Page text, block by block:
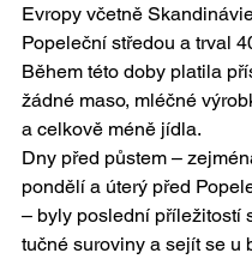
Evropy včetně
Popeleční středou a trval
Během této doby platila
žádné maso, mléčné
a celkově méně jídla.
Dny před půstem –
pondělí a úterý před
– byly poslední příležitostí
tučné suroviny a sejít se u